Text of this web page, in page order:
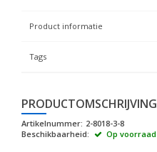
Product informatie
Tags
PRODUCTOMSCHRIJVING
Artikelnummer: 2-8018-3-8
Beschikbaarheid:
Op voorraad